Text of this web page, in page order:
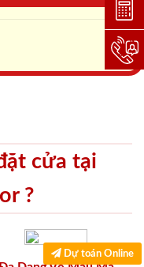
cửa tại
?
Dự toán Online
Dự